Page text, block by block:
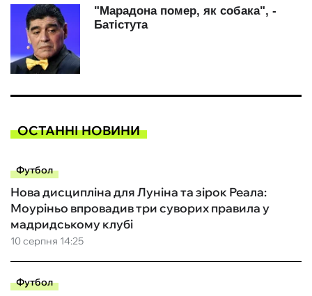
ОСТАННІ НОВИНИ
Футбол
10 серпня 14:25
Нова дисципліна для Луніна та зірок Реала:
Моуріньо впровадив три суворих правила у
мадридському клубі
Футбол